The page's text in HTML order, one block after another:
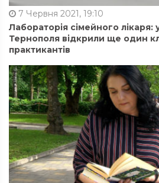
7 Червня 2021, 19:10
Лабораторія сімейного лікаря:
Тернополя відкрили ще один
практикантів